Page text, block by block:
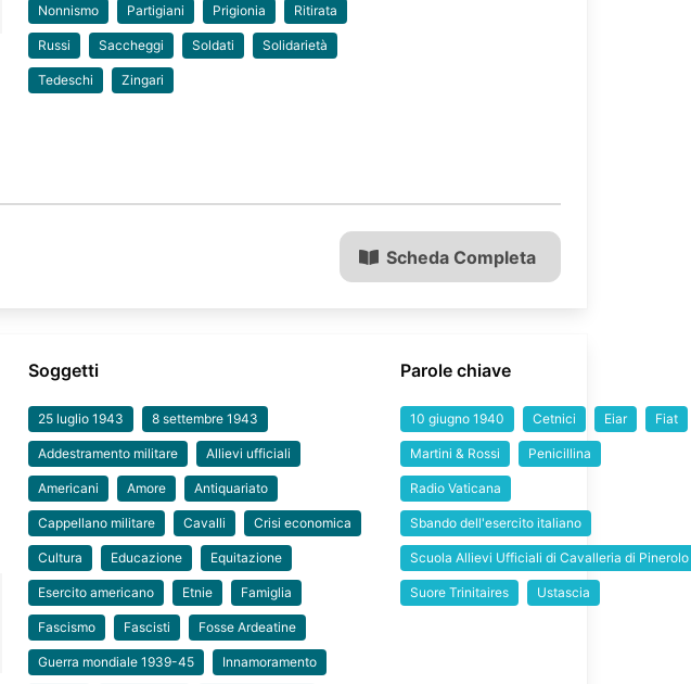
Nonnismo Partigiani Prigionia Ritirata
Russi Saccheggi Soldati Solidarietà
Tedeschi Zingari
Scheda Completa
Soggetti
25 luglio 1943 8 settembre 1943
Addestramento militare Allievi ufficiali
Americani Amore Antiquariato
Cappellano militare Cavalli Crisi economica
Cultura Educazione Equitazione
Esercito americano Etnie Famiglia
Fascismo Fascisti Fosse Ardeatine
Guerra mondiale 1939-45 Innamoramento
Parole chiave
10 giugno 1940 Cetnici Eiar Fiat
Martini & Rossi Penicillina
Radio Vaticana
Sbando dell'esercito italiano
Scuola Allievi Ufficiali di Cavalleria di Pinerolo
Suore Trinitaires Ustascia